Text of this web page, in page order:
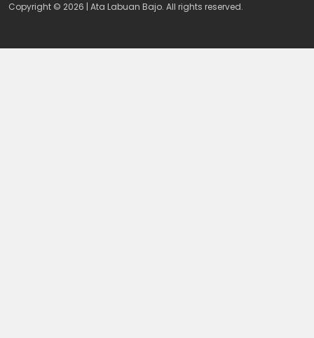
Copyright © 2026 | Ata Labuan Bajo. All rights reserved.